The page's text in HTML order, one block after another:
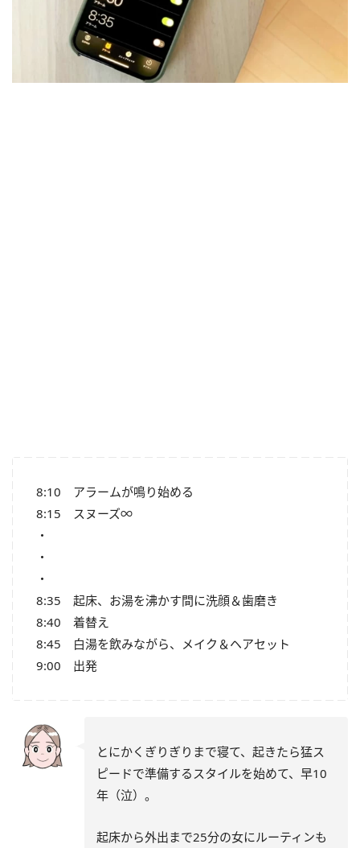
8:10 アラームが鳴り始める
8:15 スヌーズ∞
・
・
・
8:35 起床、お湯を沸かす間に洗顔＆歯磨き
8:40 着替え
8:45 白湯を飲みながら、メイク＆ヘアセット
9:00 出発
とにかくぎりぎりまで寝て、起きたら猛ス
ピードで準備するスタイルを始めて、早10
年（泣）。
起床から外出まで25分の女にルーティンも